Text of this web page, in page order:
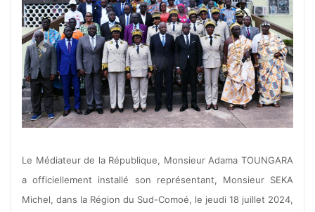
Previous Next
Le Médiateur de la République, Monsieur Adama TOUNGARA
a officiellement installé son représentant, Monsieur SEKA
Michel, dans la Région du Sud-Comoé, le jeudi 18 juillet 2024,